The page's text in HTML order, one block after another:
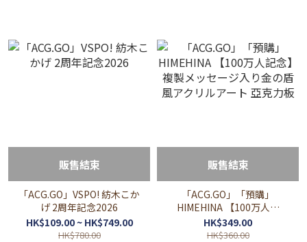
販售結束
「ACG.GO」VSPO! 紡木こか
げ 2周年記念2026
HK$109.00 ~ HK$749.00
HK$780.00
販售結束
「ACG.GO」「預購」
HIMEHINA 【100万人記
念】複製メッセージ入り金
の盾風アクリルアート 亞克
HK$349.00
HK$360.00